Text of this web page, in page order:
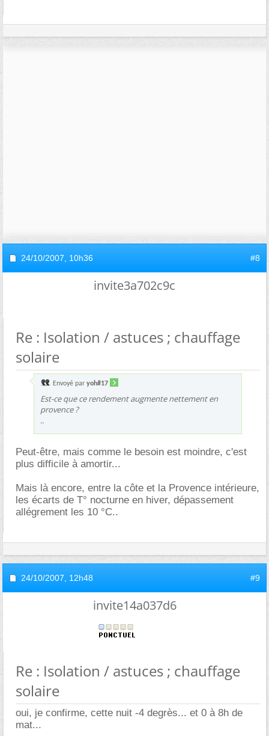
24/10/2007, 10h36 #8
invite3a702c9c
Re : Isolation / astuces ; chauffage
solaire
Envoyé par yoh#17
Est-ce que ce rendement augmente nettement en
provence ?
..
Peut-être, mais comme le besoin est moindre, c'est
plus difficile à amortir...
Mais là encore, entre la côte et la Provence intérieure,
les écarts de T° nocturne en hiver, dépassement
allégrement les 10 °C..
24/10/2007, 12h48 #9
invite14a037d6
Re : Isolation / astuces ; chauffage
solaire
oui, je confirme, cette nuit -4 degrès... et 0 à 8h de
mat...